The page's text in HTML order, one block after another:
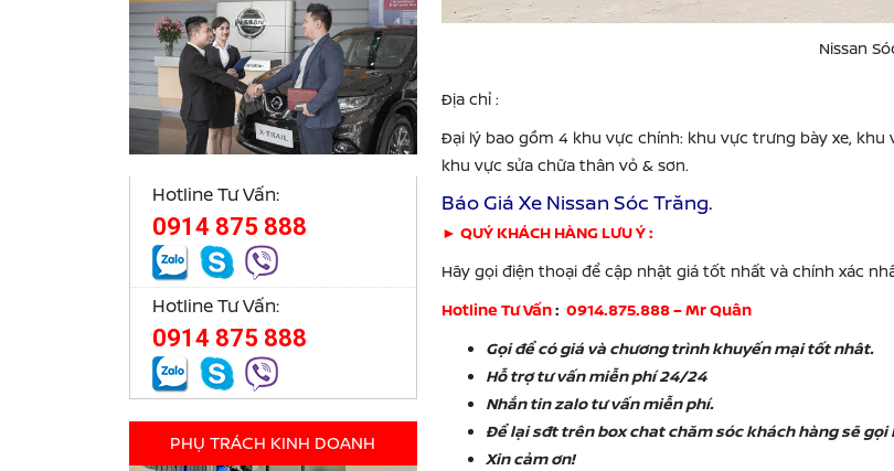
Nissan
Địa chỉ :
Đại lý bao gồm 4 khu vực chính: khu vực trưng bày xe,
khu vực sửa chữa thân vỏ & sơn.
Báo Giá Xe Nissan Sóc Trăng.
► QUÝ KHÁCH HÀNG LƯU Ý :
Hãy gọi điện thoại để cập nhật giá tốt nhất và chính xác
Hotline Tư Vấn: 0914.875.888 – Mr Quân
Gọi để có giá và chương trình khuyến mại tốt nhât.
Hỗ trợ tư vấn miễn phí 24/24
Nhắn tin zalo tư vấn miễn phí.
Để lại sđt trên box chat chăm sóc khách hàng sẽ gọi
Xin cảm ơn!
Hotline Tư Vấn:
0914 875 888
Hotline Tư Vấn:
0914 875 888
PHỤ TRÁCH KINH DOANH